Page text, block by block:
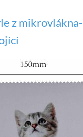
z mikrovlákna-